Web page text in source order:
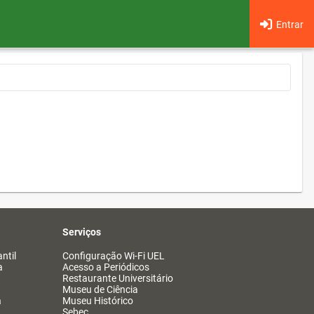
Entrar
Serviços
Configuração Wi-Fi UEL
Acesso a Periódicos
Restaurante Universitário
Museu de Ciência
Museu Histórico